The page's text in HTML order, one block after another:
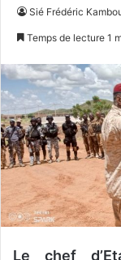
Sié Frédéric
Temps de lecture 1
Le chef